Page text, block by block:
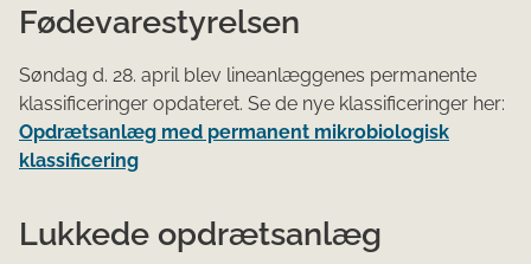
Fødevarestyrelsen
Søndag d. 28. april blev lineanlæggenes permanente
klassificeringer opdateret. Se de nye klassificeringer her:
Opdrætsanlæg med permanent mikrobiologisk
klassificering
​Lukkede opdrætsanlæg